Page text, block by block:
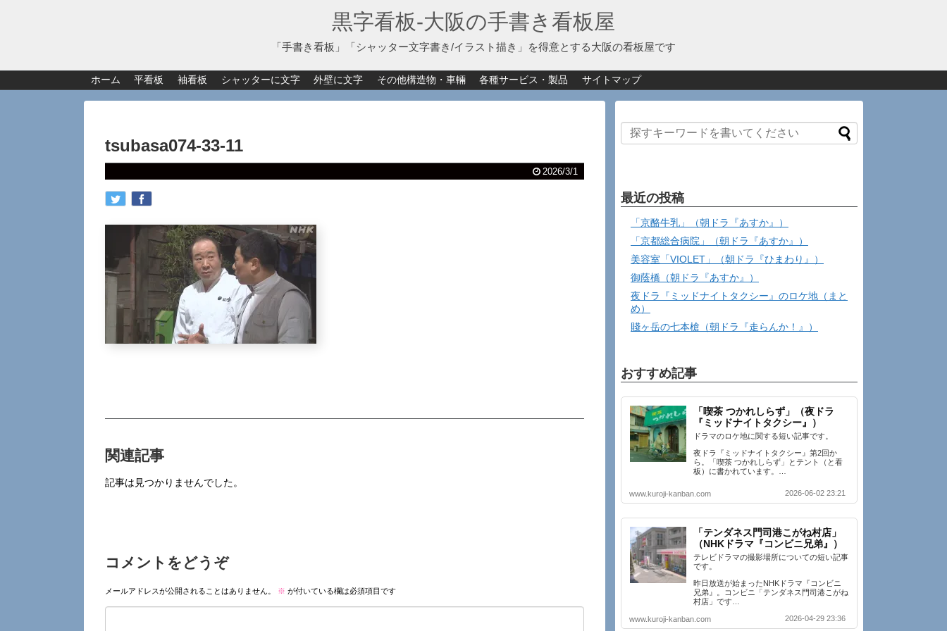
黒字看板‐大阪の手書き看板屋
「手書き看板」「シャッター文字書き/イラスト描き」を得意とする大阪の看板屋です
ホーム 平看板 袖看板 シャッターに文字 外壁に文字 その他構造物・車輛 各種サービス・製品 サイトマップ
tsubasa074-33-11
2026/3/1
関連記事
記事は見つかりませんでした。
コメントをどうぞ
メールアドレスが公開されることはありません。 ※ が付いている欄は必須項目です
最近の投稿
「京酪牛乳」（朝ドラ『あすか』）
「京都総合病院」（朝ドラ『あすか』）
美容室「VIOLET」（朝ドラ『ひまわり』）
御蔭橋（朝ドラ『あすか』）
夜ドラ『ミッドナイトタクシー』のロケ地（まと
め）
賤ヶ岳の七本槍（朝ドラ『走らんか！』）
おすすめ記事
「喫茶 つかれしらず」（夜ドラ
『ミッドナイトタクシー』）
ドラマのロケ地に関する短い記事です。
夜ドラ『ミッドナイトタクシー』第2回か
ら。「喫茶 つかれしらず」とテント（と看
板）に書かれています。…
www.kuroji-kanban.com 2026-06-02 23:21
「テンダネス門司港こがね村店」
（NHKドラマ『コンビニ兄弟』）
テレビドラマの撮影場所についての短い記事
です。
昨日放送が始まったNHKドラマ『コンビニ
兄弟』。コンビニ「テンダネス門司港こがね
村店」です…
www.kuroji-kanban.com 2026-04-29 23:36